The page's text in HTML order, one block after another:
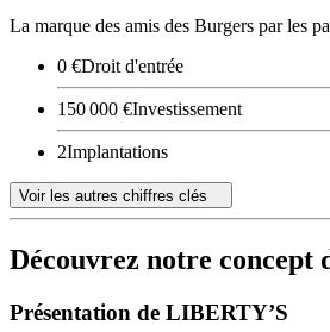
La marque des amis des Burgers par les
0 €Droit d'entrée
150 000 €Investissement
2Implantations
Voir les autres chiffres clés
Découvrez notre concept
Présentation de LIBERTY’S